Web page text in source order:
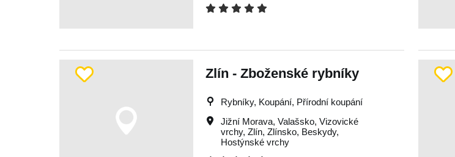
Zlín - Zboženské rybníky
Rybníky, Koupání, Přírodní koupání
Jižní Morava,Valašsko,Vizovické
vrchy,Zlín,Zlínsko, Beskydy,
Hostýnské vrchy